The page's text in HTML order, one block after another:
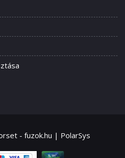
- fuzok.hu | PolarSys